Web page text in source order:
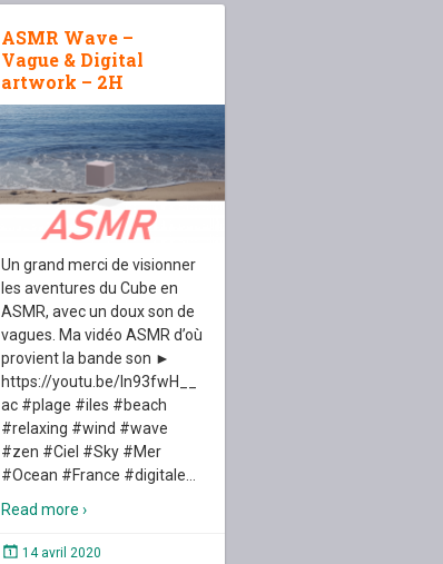
ASMR Wave –
Vague & Digital
artwork – 2H
Un grand merci de visionner
les aventures du Cube en
ASMR, avec un doux son de
vagues. Ma vidéo ASMR d’où
provient la bande son ►
https://youtu.be/ln93fwH__
ac #plage #iles #beach
#relaxing #wind #wave
#zen #Ciel #Sky #Mer
#Ocean #France #digitale
Read more ›
14 avril 2020